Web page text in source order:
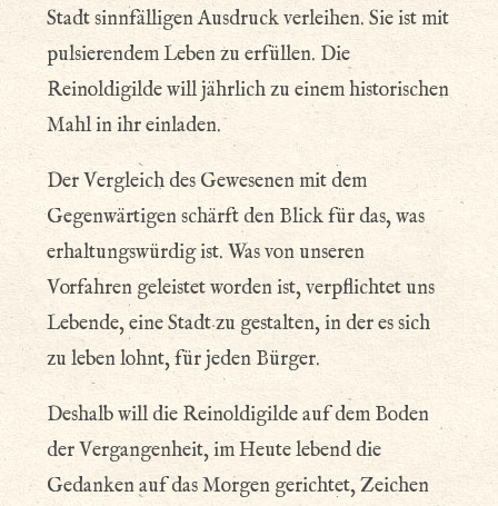
Stadt sinnfälligen Ausdruck verleihen. Sie ist mit
pulsierendem Leben zu erfüllen. Die
Reinoldigilde will jährlich zu einem historischen
Mahl in ihr einladen.
Der Vergleich des Gewesenen mit dem
Gegenwärtigen schärft den Blick für das, was
erhaltungswürdig ist. Was von unseren
Vorfahren geleistet worden ist, verpflichtet uns
Lebende, eine Stadt zu gestalten, in der es sich
zu leben lohnt, für jeden Bürger.
Deshalb will die Reinoldigilde auf dem Boden
der Vergangenheit, im Heute lebend die
Gedanken auf das Morgen gerichtet, Zeichen